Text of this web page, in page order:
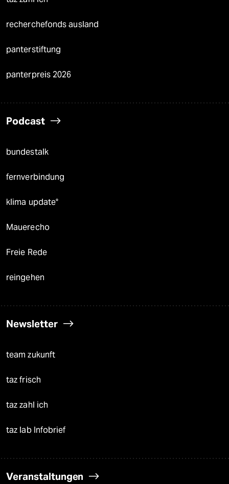
recherchefonds ausland
panterstiftung
panterpreis 2026
Podcast
bundestalk
fernverbindung
klima update°
Mauerecho
Freie Rede
reingehen
Newsletter
team zukunft
taz frisch
taz zahl ich
taz lab Infobrief
Veranstaltungen